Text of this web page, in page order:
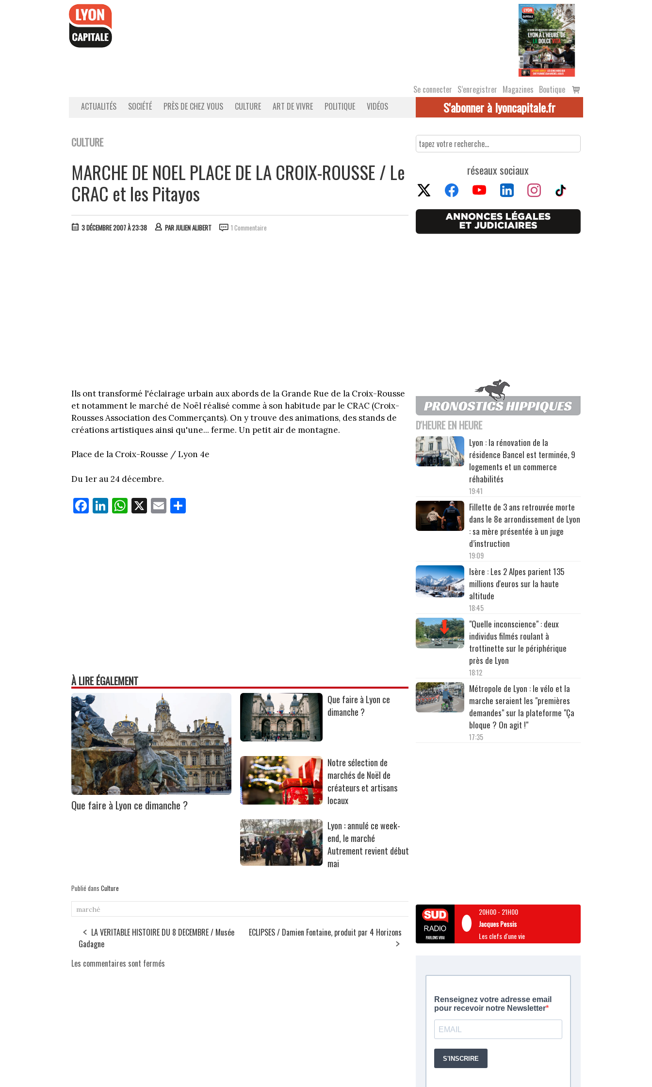
Se connecter S’enregistrer Magazines Boutique
Voir
le
ACTUALITÉS SOCIÉTÉ PRÈS DE CHEZ VOUS CULTURE ART DE VIVRE POLITIQUE VIDÉOS S'abonner à lyoncapitale.fr
CULTURE
MARCHE DE NOEL PLACE DE LA CROIX-ROUSSE / Le
CRAC et les Pitayos
3 DÉCEMBRE 2007 À 23:38 PARJULIEN ALIBERT 1 Commentaire
Ils ont transformé l'éclairage urbain aux abords de la Grande Rue de la Croix-Rousse
et notamment le marché de Noël réalisé comme à son habitude par le CRAC (Croix-
Rousses Association des Commerçants). On y trouve des animations, des stands de
créations artistiques ainsi qu'une... ferme. Un petit air de montagne.
Place de la Croix-Rousse / Lyon 4e
Du 1er au 24 décembre.
Fa
ce
Li
nk
W
ha
X E
m
À LIRE ÉGALEMENT
Que faire à Lyon ce dimanche ?
Que faire à Lyon ce
dimanche ?
Notre sélection de
marchés de Noël de
créateurs et artisans
locaux
Lyon : annulé ce week-
end, le marché
Autrement revient début
mai
Publié dans Culture
marché
LA VERITABLE HISTOIRE DU 8 DECEMBRE / Musée
Gadagne
ECLIPSES / Damien Fontaine, produit par 4 Horizons
Les commentaires sont fermés
réseaux sociaux
D'HEURE EN HEURE
Lyon : la rénovation de la
résidence Bancel est terminée, 9
logements et un commerce
réhabilités
19:41
Fillette de 3 ans retrouvée morte
dans le 8e arrondissement de Lyon
: sa mère présentée à un juge
d’instruction
19:09
Isère : Les 2 Alpes parient 135
millions d'euros sur la haute
altitude
18:45
"Quelle inconscience" : deux
individus filmés roulant à
trottinette sur le périphérique
près de Lyon
18:12
Métropole de Lyon : le vélo et la
marche seraient les "premières
demandes" sur la plateforme "Ça
bloque ? On agit !"
17:35
20H00- 21H00
Jacques Pessis
Les clefs d'une vie